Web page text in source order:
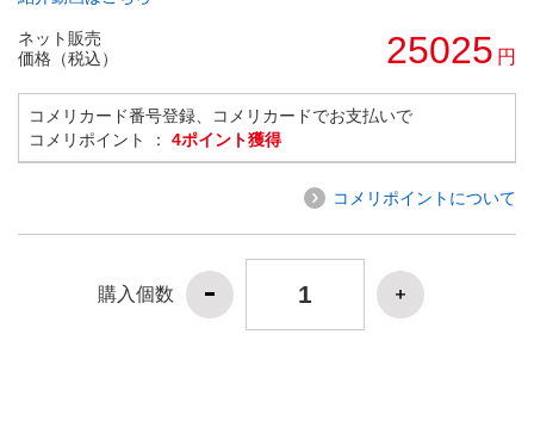
ネット販売
価格（税込）
25025 円
コメリカード番号登録、コメリカードでお支払いで
コメリポイント ： 4ポイント獲得
コメリポイントについて
購入個数